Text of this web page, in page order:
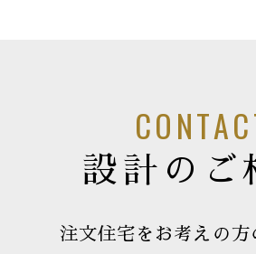
設計のご
注文住宅をお考えの方